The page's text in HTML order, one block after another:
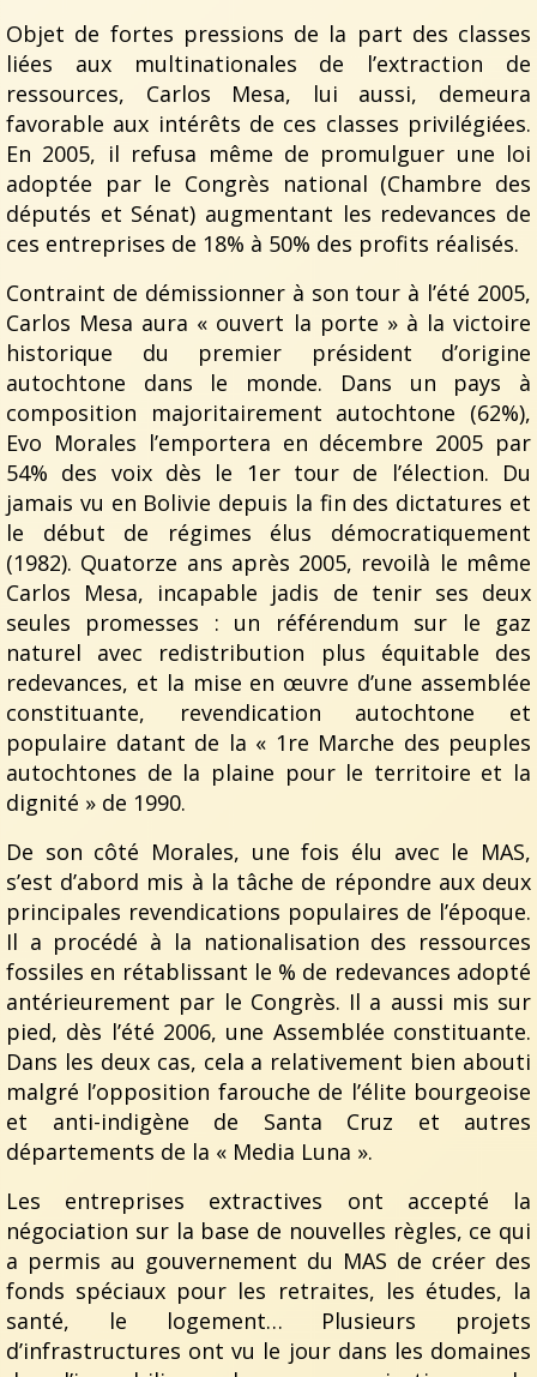
Objet de fortes pressions de la part des classes
liées aux multinationales de l’extraction de
ressources, Carlos Mesa, lui aussi, demeura
favorable aux intérêts de ces classes privilégiées.
En 2005, il refusa même de promulguer une loi
adoptée par le Congrès national (Chambre des
députés et Sénat) augmentant les redevances de
ces entreprises de 18% à 50% des profits réalisés.
Contraint de démissionner à son tour à l’été 2005,
Carlos Mesa aura « ouvert la porte » à la victoire
historique du premier président d’origine
autochtone dans le monde. Dans un pays à
composition majoritairement autochtone (62%),
Evo Morales l’emportera en décembre 2005 par
54% des voix dès le 1er tour de l’élection. Du
jamais vu en Bolivie depuis la fin des dictatures et
le début de régimes élus démocratiquement
(1982). Quatorze ans après 2005, revoilà le même
Carlos Mesa, incapable jadis de tenir ses deux
seules promesses : un référendum sur le gaz
naturel avec redistribution plus équitable des
redevances, et la mise en œuvre d’une assemblée
constituante, revendication autochtone et
populaire datant de la « 1re Marche des peuples
autochtones de la plaine pour le territoire et la
dignité » de 1990.
De son côté Morales, une fois élu avec le MAS,
s’est d’abord mis à la tâche de répondre aux deux
principales revendications populaires de l’époque.
Il a procédé à la nationalisation des ressources
fossiles en rétablissant le % de redevances adopté
antérieurement par le Congrès. Il a aussi mis sur
pied, dès l’été 2006, une Assemblée constituante.
Dans les deux cas, cela a relativement bien abouti
malgré l’opposition farouche de l’élite bourgeoise
et anti-indigène de Santa Cruz et autres
départements de la « Media Luna ».
Les entreprises extractives ont accepté la
négociation sur la base de nouvelles règles, ce qui
a permis au gouvernement du MAS de créer des
fonds spéciaux pour les retraites, les études, la
santé, le logement… Plusieurs projets
d’infrastructures ont vu le jour dans les domaines